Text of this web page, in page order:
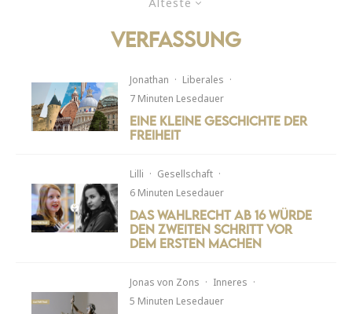
verfassung
Jonathan · Liberales ·
7 Minuten Lesedauer
Eine kleine Geschichte der
Freiheit
Lilli · Gesellschaft ·
6 Minuten Lesedauer
Das Wahlrecht ab 16 würde
den zweiten Schritt vor
dem ersten machen
Jonas von Zons · Inneres ·
5 Minuten Lesedauer